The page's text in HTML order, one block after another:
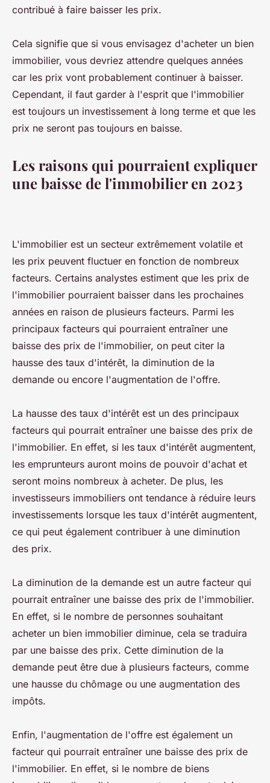
contribué à faire baisser les prix.
Cela signifie que si vous envisagez d'acheter un bien
immobilier, vous devriez attendre quelques années
car les prix vont probablement continuer à baisser.
Cependant, il faut garder à l'esprit que l'immobilier
est toujours un investissement à long terme et que les
prix ne seront pas toujours en baisse.
Les raisons qui pourraient expliquer
une baisse de l'immobilier en 2023
L'immobilier est un secteur extrêmement volatile et
les prix peuvent fluctuer en fonction de nombreux
facteurs. Certains analystes estiment que les prix de
l'immobilier pourraient baisser dans les prochaines
années en raison de plusieurs facteurs. Parmi les
principaux facteurs qui pourraient entraîner une
baisse des prix de l'immobilier, on peut citer la
hausse des taux d'intérêt, la diminution de la
demande ou encore l'augmentation de l'offre.
La hausse des taux d'intérêt est un des principaux
facteurs qui pourrait entraîner une baisse des prix de
l'immobilier. En effet, si les taux d'intérêt augmentent,
les emprunteurs auront moins de pouvoir d'achat et
seront moins nombreux à acheter. De plus, les
investisseurs immobiliers ont tendance à réduire leurs
investissements lorsque les taux d'intérêt augmentent,
ce qui peut également contribuer à une diminution
des prix.
La diminution de la demande est un autre facteur qui
pourrait entraîner une baisse des prix de l'immobilier.
En effet, si le nombre de personnes souhaitant
acheter un bien immobilier diminue, cela se traduira
par une baisse des prix. Cette diminution de la
demande peut être due à plusieurs facteurs, comme
une hausse du chômage ou une augmentation des
impôts.
Enfin, l'augmentation de l'offre est également un
facteur qui pourrait entraîner une baisse des prix de
l'immobilier. En effet, si le nombre de biens